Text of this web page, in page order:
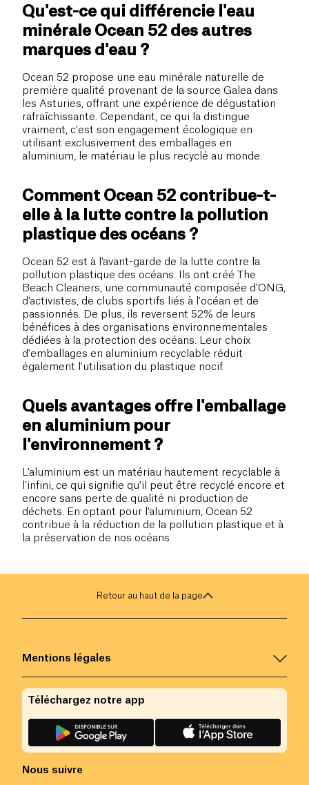
Qu'est-ce qui différencie l'eau
minérale Ocean 52 des autres
marques d'eau ?
Ocean 52 propose une eau minérale naturelle de
première qualité provenant de la source Galea dans
les Asturies, offrant une expérience de dégustation
rafraîchissante. Cependant, ce qui la distingue
vraiment, c'est son engagement écologique en
utilisant exclusivement des emballages en
aluminium, le matériau le plus recyclé au monde.
Comment Ocean 52 contribue-t-
elle à la lutte contre la pollution
plastique des océans ?
Ocean 52 est à l'avant-garde de la lutte contre la
pollution plastique des océans. Ils ont créé The
Beach Cleaners, une communauté composée d'ONG,
d'activistes, de clubs sportifs liés à l'océan et de
passionnés. De plus, ils reversent 52% de leurs
bénéfices à des organisations environnementales
dédiées à la protection des océans. Leur choix
d'emballages en aluminium recyclable réduit
également l'utilisation du plastique nocif.
Quels avantages offre l'emballage
en aluminium pour
l'environnement ?
L'aluminium est un matériau hautement recyclable à
l'infini, ce qui signifie qu'il peut être recyclé encore et
encore sans perte de qualité ni production de
déchets. En optant pour l'aluminium, Ocean 52
contribue à la réduction de la pollution plastique et à
la préservation de nos océans.
Retour au haut de la page
Mentions légales
Nous suivre
Téléchargez notre app